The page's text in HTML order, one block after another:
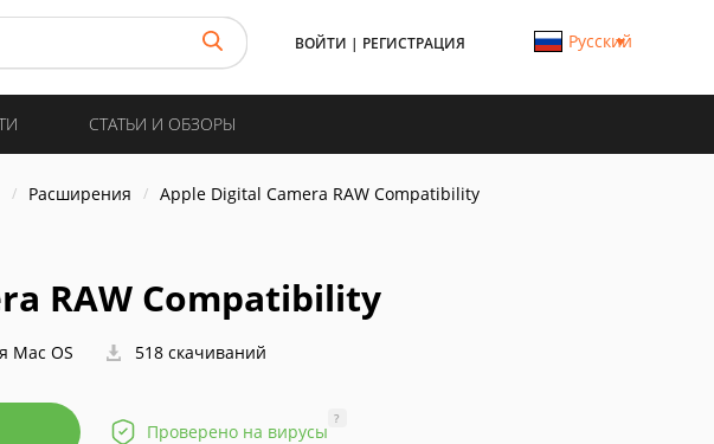
ВОЙТИ | РЕГИСТРАЦИЯ Русский
СТАТЬИ И ОБЗОРЫ
Расширения Apple Digital Camera RAW Compatibility
RAW Compatibility
Mac OS 518 скачиваний
Проверено на вирусы
?